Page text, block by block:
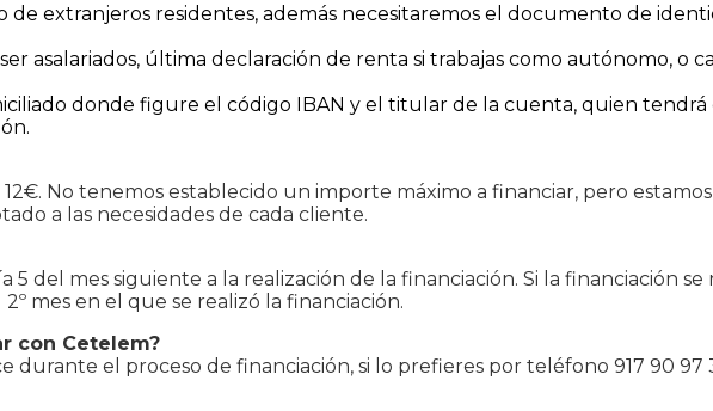
de extranjeros residentes, además necesitaremos el documento de
asalariados, última declaración de renta si trabajas como autónomo, o
donde figure el código IBAN y el titular de la cuenta, quien tendrá
No tenemos establecido un importe máximo a financiar, pero
a las necesidades de cada cliente.
del mes siguiente a la realización de la financiación. Si la financiación se
mes en el que se realizó la financiación.
con Cetelem?
el proceso de financiación, si lo prefieres por teléfono 917 90 97